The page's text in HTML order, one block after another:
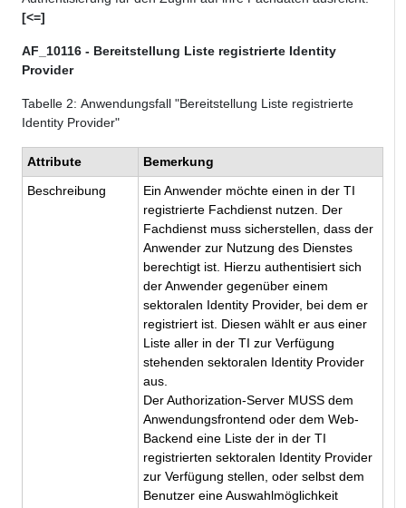
[<=]
AF_10116 - Bereitstellung Liste registrierte Identity
Provider
Tabelle 2: Anwendungsfall "Bereitstellung Liste registrierte
Identity Provider"
Attribute
Bemerkung
Beschreibung
Ein Anwender möchte einen in der TI
registrierte Fachdienst nutzen. Der
Fachdienst muss sicherstellen, dass der
Anwender zur Nutzung des Dienstes
berechtigt ist. Hierzu authentisiert sich
der Anwender gegenüber einem
sektoralen Identity Provider, bei dem er
registriert ist. Diesen wählt er aus einer
Liste aller in der TI zur Verfügung
stehenden sektoralen Identity Provider
aus.
Der Authorization-Server MUSS dem
Anwendungsfrontend oder dem Web-
Backend eine Liste der in der TI
registrierten sektoralen Identity Provider
zur Verfügung stellen, oder selbst dem
Benutzer eine Auswahlmöglichkeit